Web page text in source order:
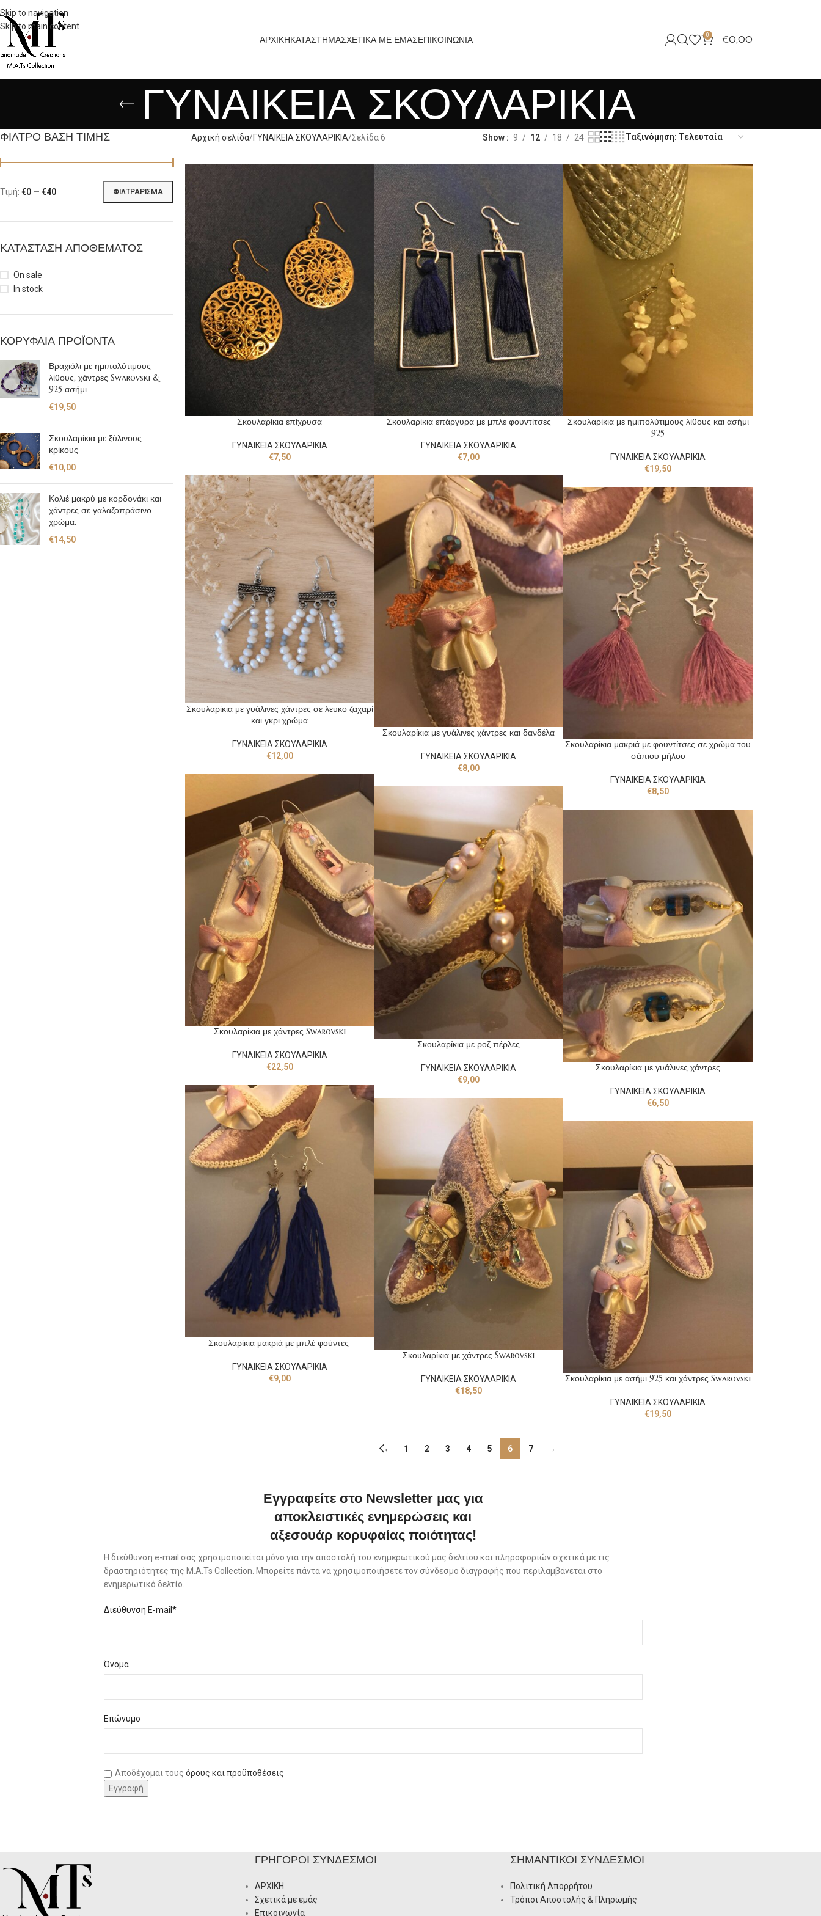
Skip to navigation
Skip to main content
ΑΡΧΙΚΗΚΑΤΑΣΤΗΜΑΣΧΕΤΙΚΑ ΜΕ ΕΜΑΣΕΠΙΚΟΙΝΩΝΙΑ 0 €0,00
ΓΥΝΑΙΚΕΙΑ ΣΚΟΥΛΑΡΙΚΙΑ
ΦΊΛΤΡΟ ΒΑΣΗ ΤΙΜΉΣ
ΦΙΛΤΡΆΡΙΣΜΑ
Τιμή: €0 — €40
ΚΑΤΆΣΤΑΣΗ ΑΠΟΘΈΜΑΤΟΣ
On sale
In stock
ΚΟΡΥΦΑΊΑ ΠΡΟΪΌΝΤΑ
Βραχιόλι με ημιπολύτιμους
λίθους, χάντρες Swarovski &
925 ασήμι
€19,50
Σκουλαρίκια με ξύλινους
κρίκους
€10,00
Κολιέ μακρύ με κορδονάκι και
χάντρες σε γαλαζοπράσινο
χρώμα.
€14,50
Αρχική σελίδα ΓΥΝΑΙΚΕΙΑ ΣΚΟΥΛΑΡΙΚΙΑ Σελίδα 6 Show 9 12 18 24
Σκουλαρίκια επίχρυσα
ΓΥΝΑΙΚΕΙΑ ΣΚΟΥΛΑΡΙΚΙΑ
€7,50
Σκουλαρίκια επάργυρα με μπλε φουντίτσες
ΓΥΝΑΙΚΕΙΑ ΣΚΟΥΛΑΡΙΚΙΑ
€7,00
Σκουλαρίκια με ημιπολύτιμους λίθους και ασήμι
925
ΓΥΝΑΙΚΕΙΑ ΣΚΟΥΛΑΡΙΚΙΑ
€19,50
Σκουλαρίκια με γυάλινες χάντρες σε λευκο ζαχαρί
και γκρι χρώμα
ΓΥΝΑΙΚΕΙΑ ΣΚΟΥΛΑΡΙΚΙΑ
€12,00
Σκουλαρίκια με γυάλινες χάντρες και δανδέλα
ΓΥΝΑΙΚΕΙΑ ΣΚΟΥΛΑΡΙΚΙΑ
€8,00
Σκουλαρίκια μακριά με φουντίτσες σε χρώμα του
σάπιου μήλου
ΓΥΝΑΙΚΕΙΑ ΣΚΟΥΛΑΡΙΚΙΑ
€8,50
Σκουλαρίκια με χάντρες Swarovski
ΓΥΝΑΙΚΕΙΑ ΣΚΟΥΛΑΡΙΚΙΑ
€22,50
Σκουλαρίκια με ροζ πέρλες
ΓΥΝΑΙΚΕΙΑ ΣΚΟΥΛΑΡΙΚΙΑ
€9,00
Σκουλαρίκια με γυάλινες χάντρες
ΓΥΝΑΙΚΕΙΑ ΣΚΟΥΛΑΡΙΚΙΑ
€6,50
Σκουλαρίκια μακριά με μπλέ φούντες
ΓΥΝΑΙΚΕΙΑ ΣΚΟΥΛΑΡΙΚΙΑ
€9,00
Σκουλαρίκια με χάντρες Swarovski
ΓΥΝΑΙΚΕΙΑ ΣΚΟΥΛΑΡΙΚΙΑ
€18,50
Σκουλαρίκια με ασήμι 925 και χάντρες Swarovski
ΓΥΝΑΙΚΕΙΑ ΣΚΟΥΛΑΡΙΚΙΑ
€19,50
← 1 2 3 4 5 6 7 →
Εγγραφείτε στο Newsletter μας για
αποκλειστικές ενημερώσεις και
αξεσουάρ κορυφαίας ποιότητας!
Η διεύθυνση e-mail σας χρησιμοποιείται μόνο για την αποστολή του ενημερωτικού μας δελτίου και πληροφοριών σχετικά με τις
δραστηριότητες της M.A.Ts Collection. Μπορείτε πάντα να χρησιμοποιήσετε τον σύνδεσμο διαγραφής που περιλαμβάνεται στο
ενημερωτικό δελτίο.
Διεύθυνση E-mail*
Όνομα
Επώνυμο
Αποδέχομαι τους όρους και προϋποθέσεις
ΓΡΉΓΟΡΟΙ ΣΎΝΔΕΣΜΟΙ
ΑΡΧΙΚΗ
Σχετικά με εμάς
Επικοινωνία
ΣΗΜΑΝΤΙΚΟΊ ΣΎΝΔΕΣΜΟΙ
Πολιτική Απορρήτου
Τρόποι Αποστολής & Πληρωμής